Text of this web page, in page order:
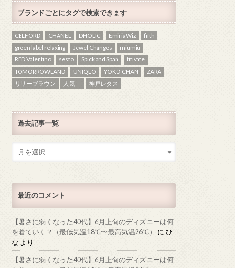
ブランドごとにタグで検索できます
CELFORD CHANEL DHOLIC EmiriaWiz
fifth
green label relaxing
Jewel Changes
miumiu
RED Valentino
sesto Spick and Span
titivate
TOMORROWLAND
UNIQLO YOKO CHAN
ZARA
リリーブラウン
人気！ 神戸レタス
過去記事一覧
最近のコメント
【暑さに弱くなった40代】6月上旬のディズニーは何
を着ていく？（最低気温18℃〜最高気温26℃）
に ひ
な より
【暑さに弱くなった40代】6月上旬のディズニーは何